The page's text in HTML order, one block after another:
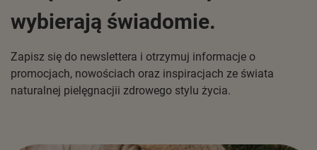
wybierają świadomie.
Zapisz się do newslettera i otrzymuj informacje o
promocjach, nowościach oraz inspiracjach ze świata
naturalnej pielęgnacjii zdrowego stylu życia.